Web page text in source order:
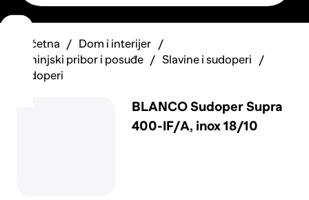
Početna
Dom i interijer
Kuhinjski pribor i posuđe
Slavine i sudoperi
Sudoperi
BLANCO Sudoper Supra
400-IF/A, inox 18/10